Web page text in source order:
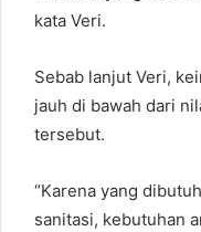
kata Veri.
Sebab lanjut Veri,
jauh di bawah dari
tersebut.
“Karena yang
sanitasi, kebutuhan